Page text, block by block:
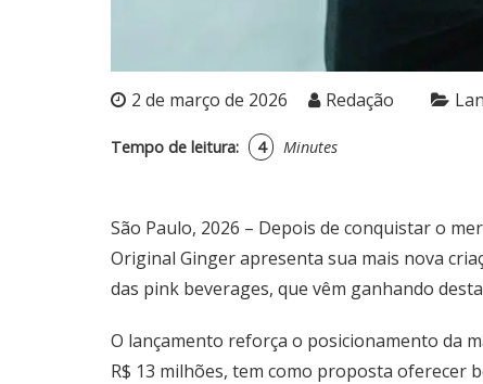
2 de março de 2026 Redação
Tempo de leitura: 4 Minutes
São Paulo, 2026 – Depois de conquistar o
Original Ginger apresenta sua mais nova
das pink beverages, que vêm ganhando
O lançamento reforça o posicionamento da
R$ 13 milhões, tem como proposta oferecer